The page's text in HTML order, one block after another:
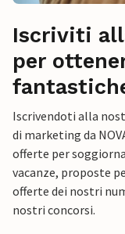
Iscriviti
per
Iscrivendoti alla
di marketing da
offerte per
vacanze, proposte
offerte dei nostri
nostri concorsi.